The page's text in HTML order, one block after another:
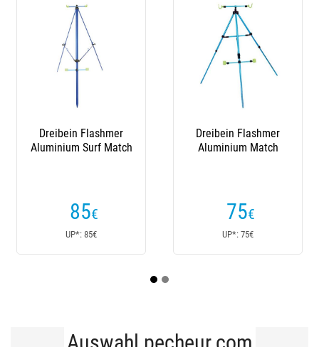
Dreibein Flashmer
Aluminium Surf Match
€
UP*: 85€
Dreibein Flashmer
Aluminium Match
€
UP*: 75€